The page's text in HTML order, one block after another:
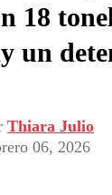
18
un
Thiara Julio
06, 2026